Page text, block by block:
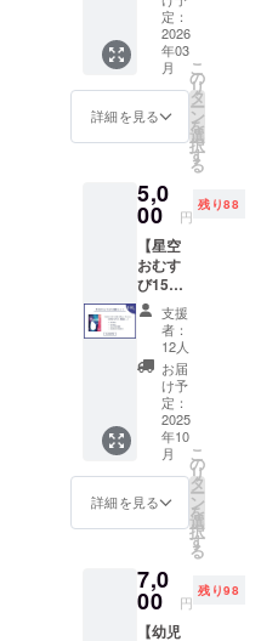
（そら）に
ある」とい
うコンセプ
トのもと、
技術とアイ
をより身近
な存在にす
ることを目
指していま
す。
たら、
警察や
JAXA、
NASA
よりも
先に、
らせい
たしま
す！ お
知らせ
があり
ました
ら、急
いで
amulap
oオフィ
スへお
集まり
くださ
い！ ※
お届け
予定は
2026年
が、進
展があ
回の進
捗レ
ポート
をメー
ルでお
送りし
ます。
※進捗レ
はpdf
ファイ
ルでお
送りす
る予定
です。
定：
2026
年03
月
詳細を見る
こ
の
リ
タ
ー
ン
を
選
択
す
る
5,0
00 円
残り88
【星空
おむす
び15個
セッ
ト】
amulap
oで販売
してい
る「星
空おむ
すび」
を、ク
ラファ
ン特別
セット
として
しまし
た。 内
容：星
空おむ
支援
者：
12人
お届
け予
定：
2025
年10
月
詳細を見る
こ
の
リ
タ
ー
ン
を
選
択
す
る
7,0
00 円
残り98
【幼児